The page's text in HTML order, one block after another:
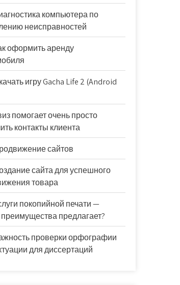
компьютера по
неисправностей
оформить аренду
игру Gacha Life 2 (Android
помогает очень просто
контакты клиента
сайтов
сайта для успешного
товара
покопийной печати —
преимущества предлагает?
проверки орфографии
для диссертаций